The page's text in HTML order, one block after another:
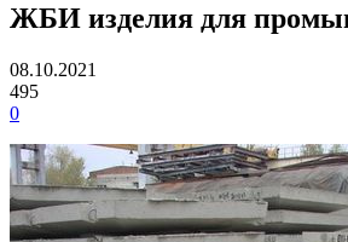
ЖБИ изделия для
08.10.2021
495
0